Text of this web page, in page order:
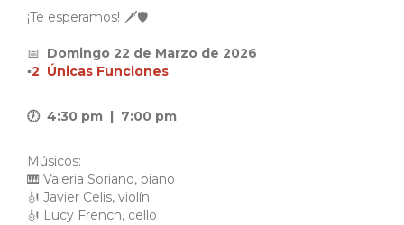
¡Te esperamos! 🗡️🛡️
📅 Domingo 22 de Marzo de 2026
▪️2 Únicas Funciones
🕖 4:30 pm | 7:00 pm
Músicos:
🎹 Valeria Soriano, piano
🎻 Javier Celis, violín
🎻 Lucy French, cello